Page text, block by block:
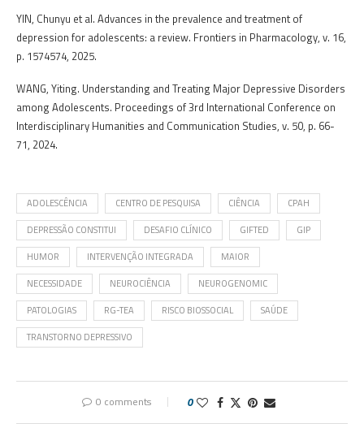
YIN, Chunyu et al. Advances in the prevalence and treatment of
depression for adolescents: a review. Frontiers in Pharmacology, v. 16,
p. 1574574, 2025.
WANG, Yiting. Understanding and Treating Major Depressive Disorders
among Adolescents. Proceedings of 3rd International Conference on
Interdisciplinary Humanities and Communication Studies, v. 50, p. 66-
71, 2024.
ADOLESCÊNCIA CENTRO DE PESQUISA CIÊNCIA CPAH
DEPRESSÃO CONSTITUI DESAFIO CLÍNICO GIFTED GIP
HUMOR INTERVENÇÃO INTEGRADA MAIOR
NECESSIDADE NEUROCIÊNCIA NEUROGENOMIC
PATOLOGIAS RG-TEA RISCO BIOSSOCIAL SAÚDE
TRANSTORNO DEPRESSIVO
0 comments 0